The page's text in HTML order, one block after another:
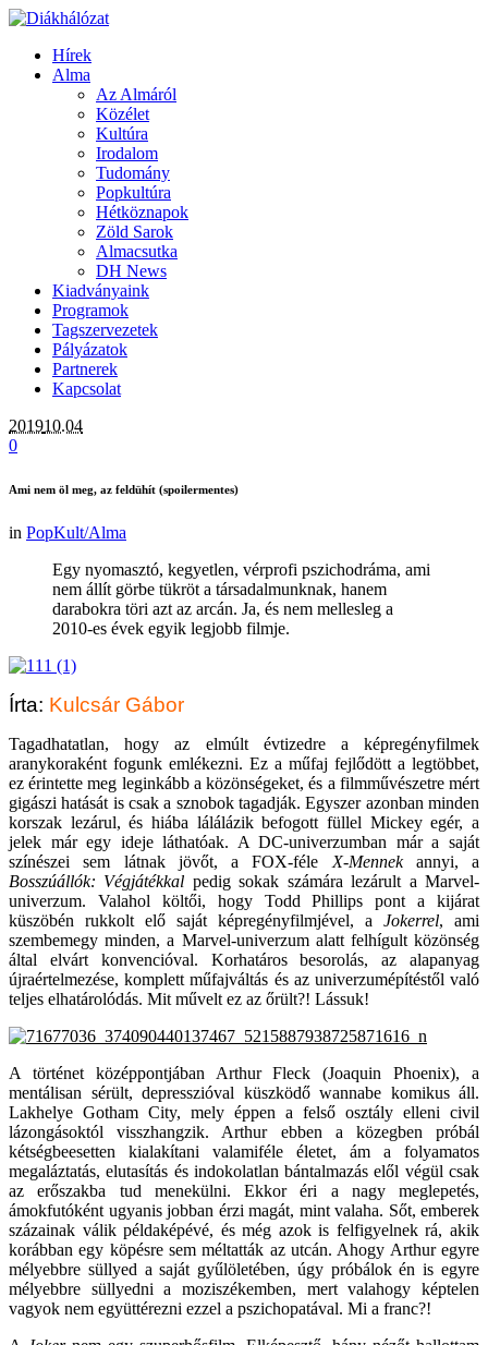
Hírek
Alma
Az Almáról
Közélet
Kultúra
Irodalom
Tudomány
Popkultúra
Hétköznapok
Zöld Sarok
Almacsutka
DH News
Kiadványaink
Programok
Tagszervezetek
Pályázatok
Partnerek
Kapcsolat
201910.04
0
Ami nem öl meg, az feldühít (spoilermentes)
in PopKult/Alma
Egy nyomasztó, kegyetlen, vérprofi pszichodráma, ami
nem állít görbe tükröt a társadalmunknak, hanem
darabokra töri azt az arcán. Ja, és nem mellesleg a
2010-es évek egyik legjobb filmje.
Írta: Kulcsár Gábor
Tagadhatatlan, hogy az elmúlt évtizedre a képregényfilmek
aranykoraként fogunk emlékezni. Ez a műfaj fejlődött a legtöbbet,
ez érintette meg leginkább a közönségeket, és a filmművészetre mért
gigászi hatását is csak a sznobok tagadják. Egyszer azonban minden
korszak lezárul, és hiába lálálázik befogott füllel Mickey egér, a
jelek már egy ideje láthatóak. A DC-univerzumban már a saját
színészei sem látnak jövőt, a FOX-féle X-Mennek annyi, a
Bosszúállók: Végjátékkal pedig sokak számára lezárult a Marvel-
univerzum. Valahol költői, hogy Todd Phillips pont a kijárat
küszöbén rukkolt elő saját képregényfilmjével, a Jokerrel, ami
szembemegy minden, a Marvel-univerzum alatt felhígult közönség
által elvárt konvencióval. Korhatáros besorolás, az alapanyag
újraértelmezése, komplett műfajváltás és az univerzumépítéstől való
teljes elhatárolódás. Mit művelt ez az őrült?! Lássuk!
A történet középpontjában Arthur Fleck (Joaquin Phoenix), a
mentálisan sérült, depresszióval küszködő wannabe komikus áll.
Lakhelye Gotham City, mely éppen a felső osztály elleni civil
lázongásoktól visszhangzik. Arthur ebben a közegben próbál
kétségbeesetten kialakítani valamiféle életet, ám a folyamatos
megaláztatás, elutasítás és indokolatlan bántalmazás elől végül csak
az erőszakba tud menekülni. Ekkor éri a nagy meglepetés,
ámokfutóként ugyanis jobban érzi magát, mint valaha. Sőt, emberek
százainak válik példaképévé, és még azok is felfigyelnek rá, akik
korábban egy köpésre sem méltatták az utcán. Ahogy Arthur egyre
mélyebbre süllyed a saját gyűlöletében, úgy próbálok én is egyre
mélyebbre süllyedni a moziszékemben, mert valahogy képtelen
vagyok nem együttérezni ezzel a pszichopatával. Mi a franc?!